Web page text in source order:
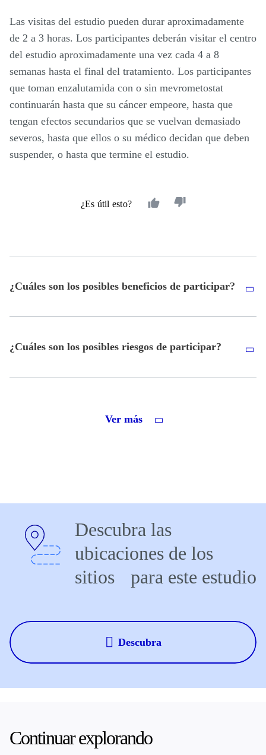
Las visitas del estudio pueden durar aproximadamente
de 2 a 3 horas. Los participantes deberán visitar el centro
del estudio aproximadamente una vez cada 4 a 8
semanas hasta el final del tratamiento. Los participantes
que toman enzalutamida con o sin mevrometostat
continuarán hasta que su cáncer empeore, hasta que
tengan efectos secundarios que se vuelvan demasiado
severos, hasta que ellos o su médico decidan que deben
suspender, o hasta que termine el estudio.
¿Es útil esto?
¿Cuáles son los posibles beneficios de participar?
¿Cuáles son los posibles riesgos de participar?
Ver más
Descubra las
ubicaciones de los
sitios para este estudio
Descubra
Continuar explorando